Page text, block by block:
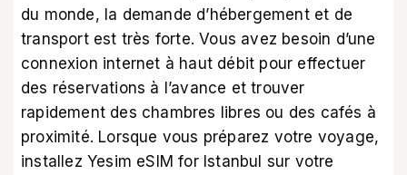
du monde, la demande d’hébergement et de
transport est très forte. Vous avez besoin d’une
connexion internet à haut débit pour effectuer
des réservations à l’avance et trouver
rapidement des chambres libres ou des cafés à
proximité. Lorsque vous préparez votre voyage,
installez Yesim eSIM for Istanbul sur votre